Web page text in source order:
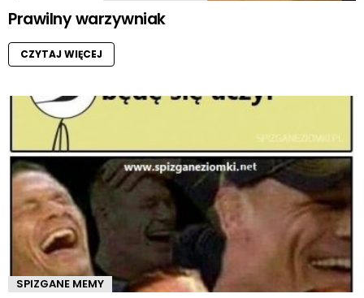
Prawilny warzywniak
CZYTAJ WIĘCEJ
SPIZGANE MEMY